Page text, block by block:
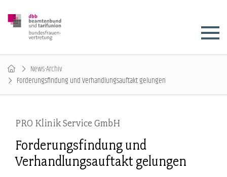
News-Archiv
Forderungsfindung und Verhandlungsauftakt gelungen
PRO Klinik Service GmbH
Forderungsfindung und
Verhandlungsauftakt gelungen